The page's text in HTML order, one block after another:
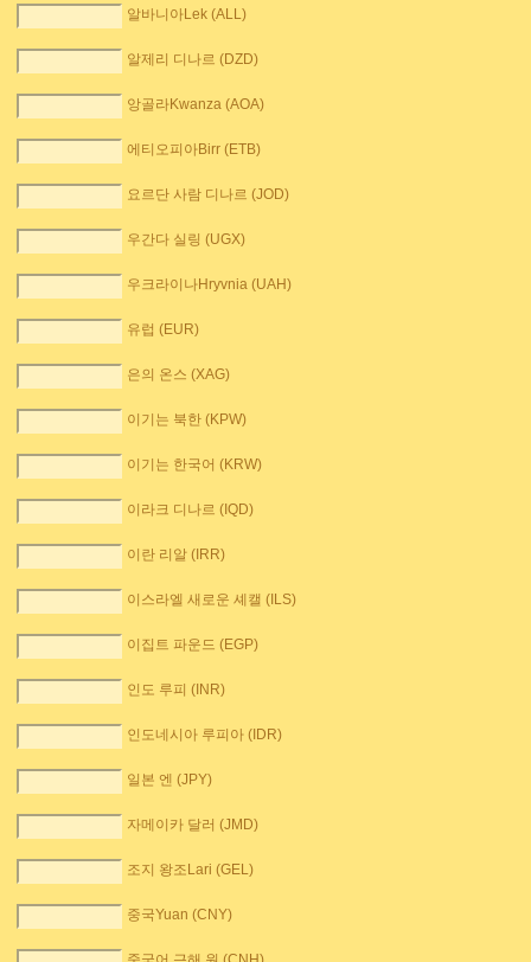
알바니아Lek (ALL)
알제리 디나르 (DZD)
앙골라Kwanza (AOA)
에티오피아Birr (ETB)
요르단 사람 디나르 (JOD)
우간다 실링 (UGX)
우크라이나Hryvnia (UAH)
유럽 (EUR)
은의 온스 (XAG)
이기는 북한 (KPW)
이기는 한국어 (KRW)
이라크 디나르 (IQD)
이란 리알 (IRR)
이스라엘 새로운 셰캘 (ILS)
이집트 파운드 (EGP)
인도 루피 (INR)
인도네시아 루피아 (IDR)
일본 엔 (JPY)
자메이카 달러 (JMD)
조지 왕조Lari (GEL)
중국Yuan (CNY)